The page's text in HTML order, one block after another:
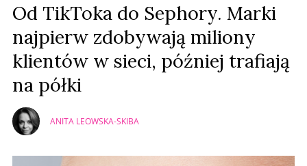
Od TikToka do Sephory. Marki
najpierw zdobywają miliony
klientów w sieci, później trafiają
na półki
ANITA LEOWSKA-SKIBA